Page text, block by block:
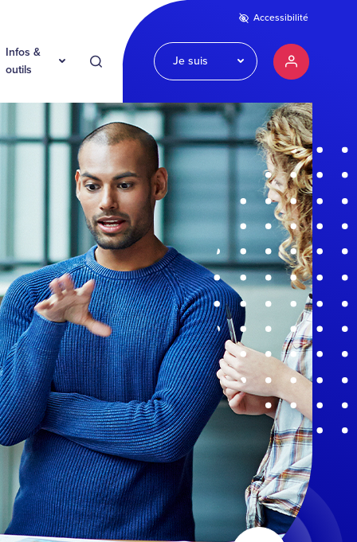
Recherche
Infos &
outils
Je suis Mon compte
Accessibilité